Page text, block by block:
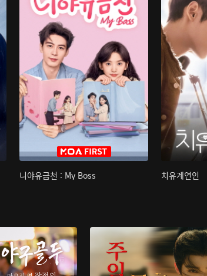
니야유금천 : My Boss 치유계연인